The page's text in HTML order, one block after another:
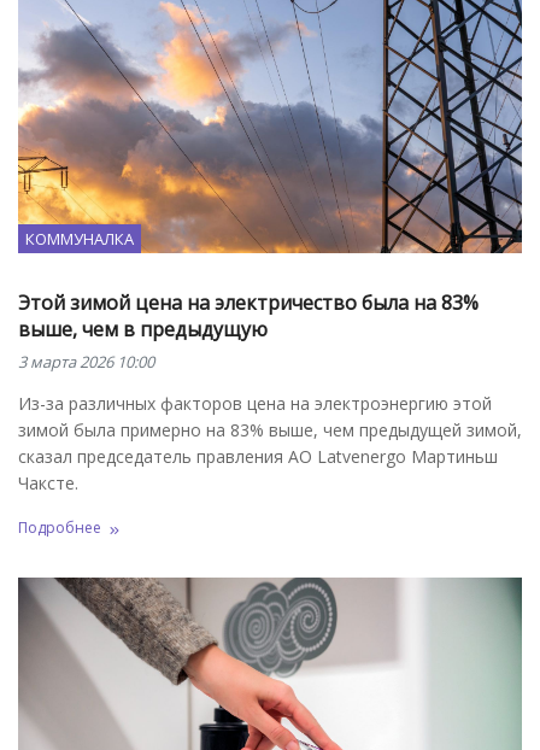
КОММУНАЛКА
Этой зимой цена на электричество была на 83%
выше, чем в предыдущую
3 марта 2026 10:00
Из-за различных факторов цена на электроэнергию этой
зимой была примерно на 83% выше, чем предыдущей зимой,
сказал председатель правления АО Latvenergo Мартиньш
Чаксте.
Подробнее